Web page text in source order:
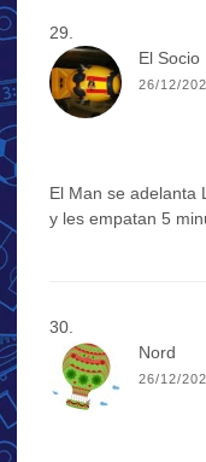
El Socio
26/12/
El Man se adelanta
y les empatan 5
Nord
26/12/